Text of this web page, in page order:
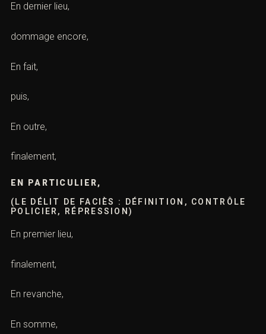
En dernier lieu,
dommage encore,
En fait,
puis,
En outre,
finalement,
EN PARTICULIER,
(LE DÉLIT DE FACIÈS : DÉFINITION, CONTRÔLE
POLICIER, RÉPRESSION)
En premier lieu,
finalement,
En revanche,
En somme,